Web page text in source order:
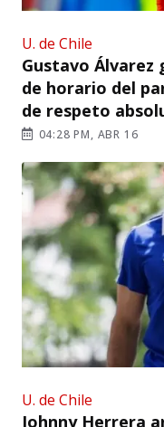
U. de Chile
Gustavo Álvarez
de horario del
de respeto
04:28 PM, ABR 16
U. de Chile
Johnny Herrera